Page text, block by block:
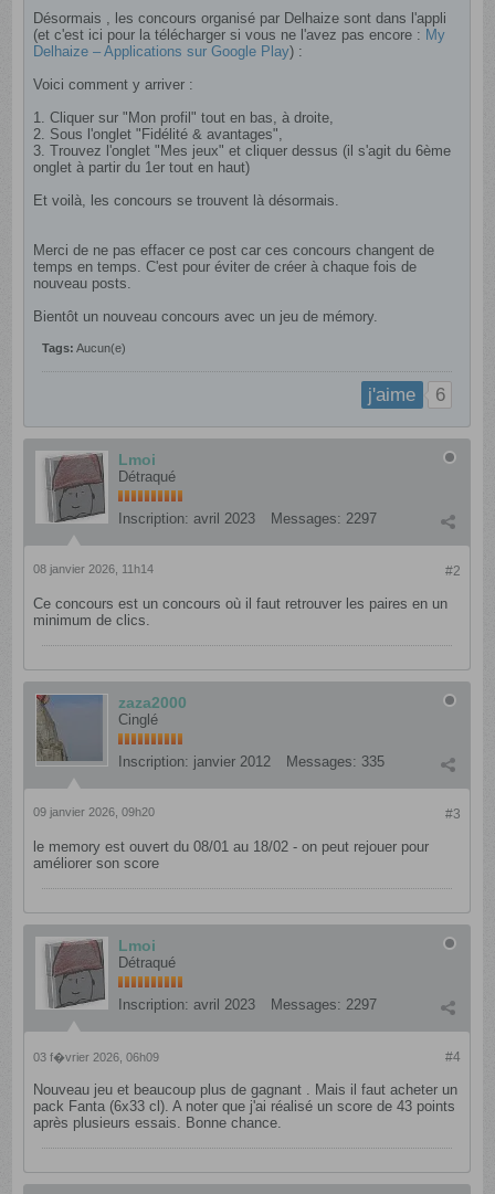
Désormais , les concours organisé par Delhaize sont dans l'appli
(et c'est ici pour la télécharger si vous ne l'avez pas encore : My
Delhaize – Applications sur Google Play​) :
Voici comment y arriver :
1. Cliquer sur "Mon profil" tout en bas, à droite,
2. Sous l'onglet "Fidélité & avantages",
3. Trouvez l'onglet "Mes jeux" et cliquer dessus (il s'agit du 6ème
onglet à partir du 1er tout en haut)
Et voilà, les concours se trouvent là désormais.
Merci de ne pas effacer ce post car ces concours changent de
temps en temps. C'est pour éviter de créer à chaque fois de
nouveau posts.
Bientôt un nouveau concours avec un jeu de mémory.
Tags: Aucun(e)
j'aime 6
Lmoi
Détraqué
Inscription: avril 2023 Messages: 2297
#2
08 janvier 2026, 11h14
Ce concours est un concours où il faut retrouver les paires en un
minimum de clics.
zaza2000
Cinglé
Inscription: janvier 2012 Messages: 335
#3
09 janvier 2026, 09h20
le memory est ouvert du 08/01 au 18/02 - on peut rejouer pour
améliorer son score
Lmoi
Détraqué
Inscription: avril 2023 Messages: 2297
#4
03 f�vrier 2026, 06h09
Nouveau jeu et beaucoup plus de gagnant . Mais il faut acheter un
pack Fanta (6x33 cl). A noter que j'ai réalisé un score de 43 points
après plusieurs essais. Bonne chance.